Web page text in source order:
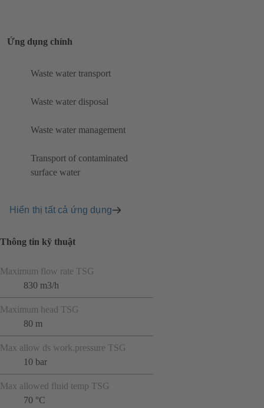
Ứng dụng chính
Waste water transport
Waste water disposal
Waste water management
Transport of contaminated
surface water
Hiển thị tất cả ứng dụng
Thông tin kỹ thuật
Maximum flow rate TSG
830 m3/h
Maximum head TSG
80 m
Max allow ds work.pressure TSG
10 bar
Max allowed fluid temp TSG
70 °C